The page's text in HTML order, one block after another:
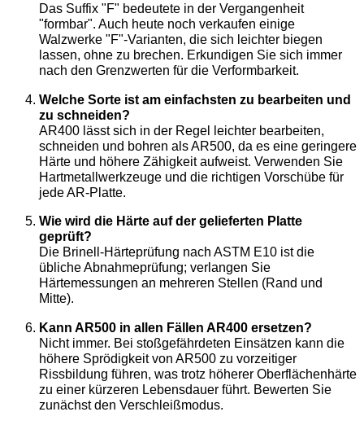
Das Suffix "F" bedeutete in der Vergangenheit
"formbar". Auch heute noch verkaufen einige
Walzwerke "F"-Varianten, die sich leichter biegen
lassen, ohne zu brechen. Erkundigen Sie sich immer
nach den Grenzwerten für die Verformbarkeit.
Welche Sorte ist am einfachsten zu bearbeiten und
zu schneiden?
AR400 lässt sich in der Regel leichter bearbeiten,
schneiden und bohren als AR500, da es eine geringere
Härte und höhere Zähigkeit aufweist. Verwenden Sie
Hartmetallwerkzeuge und die richtigen Vorschübe für
jede AR-Platte.
Wie wird die Härte auf der gelieferten Platte
geprüft?
Die Brinell-Härteprüfung nach ASTM E10 ist die
übliche Abnahmeprüfung; verlangen Sie
Härtemessungen an mehreren Stellen (Rand und
Mitte).
Kann AR500 in allen Fällen AR400 ersetzen?
Nicht immer. Bei stoßgefährdeten Einsätzen kann die
höhere Sprödigkeit von AR500 zu vorzeitiger
Rissbildung führen, was trotz höherer Oberflächenhärte
zu einer kürzeren Lebensdauer führt. Bewerten Sie
zunächst den Verschleißmodus.